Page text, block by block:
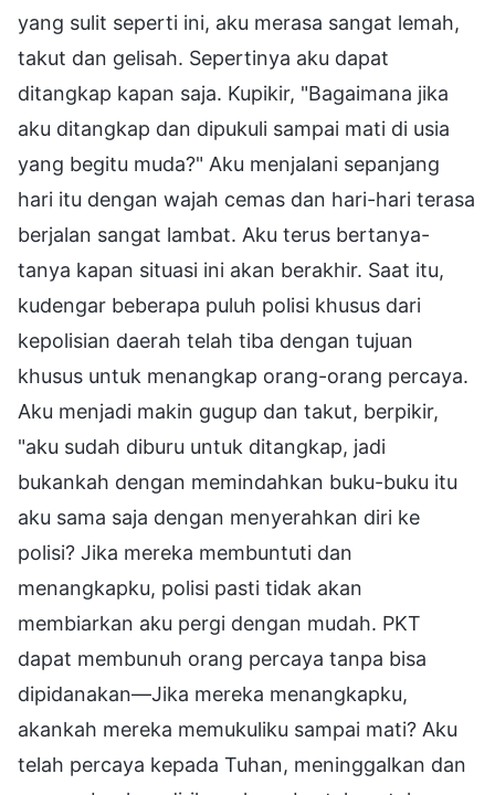
yang sulit seperti ini, aku merasa sangat lemah,
takut dan gelisah. Sepertinya aku dapat
ditangkap kapan saja. Kupikir, "Bagaimana jika
aku ditangkap dan dipukuli sampai mati di usia
yang begitu muda?" Aku menjalani sepanjang
hari itu dengan wajah cemas dan hari-hari terasa
berjalan sangat lambat. Aku terus bertanya-
tanya kapan situasi ini akan berakhir. Saat itu,
kudengar beberapa puluh polisi khusus dari
kepolisian daerah telah tiba dengan tujuan
khusus untuk menangkap orang-orang percaya.
Aku menjadi makin gugup dan takut, berpikir,
"aku sudah diburu untuk ditangkap, jadi
bukankah dengan memindahkan buku-buku itu
aku sama saja dengan menyerahkan diri ke
polisi? Jika mereka membuntuti dan
menangkapku, polisi pasti tidak akan
membiarkan aku pergi dengan mudah. PKT
dapat membunuh orang percaya tanpa bisa
dipidanakan—Jika mereka menangkapku,
akankah mereka memukuliku sampai mati? Aku
telah percaya kepada Tuhan, meninggalkan dan